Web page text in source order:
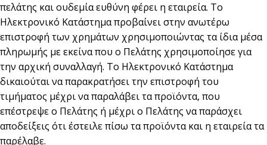
πελάτης και ουδεμία ευθύνη φέρει η εταιρεία. Το
Ηλεκτρονικό Κατάστημα προβαίνει στην ανωτέρω
επιστροφή των χρημάτων χρησιμοποιώντας τα ίδια μέσα
πληρωμής με εκείνα που ο Πελάτης χρησιμοποίησε για
την αρχική συναλλαγή. Το Ηλεκτρονικό Κατάστημα
δικαιούται να παρακρατήσει την επιστροφή του
τιμήματος μέχρι να παραλάβει τα προϊόντα, που
επέστρεψε ο Πελάτης ή μέχρι ο Πελάτης να παράσχει
αποδείξεις ότι έστειλε πίσω τα προϊόντα και η εταιρεία τα
παρέλαβε.